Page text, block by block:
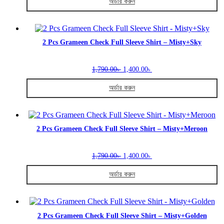
chosen
the
page
1,790.00৳ .1,400.00৳ .
product
has
multiple
options
may
be
chosen
the
page
2 Pcs Grameen Check Full Sleeve Shirt – Misty+Sky
1,790.00৳ Original
price
was:
1,790.00৳ .
1,400.00৳
price
1,400.00৳ .
অর্ডার করুন
product
has
multiple
options
may
be
chosen
the
page
2 Pcs Grameen Check Full Sleeve Shirt – Misty+Meroon
1,790.00৳ Original
price
was:
1,790.00৳ .
1,400.00৳
price
1,400.00৳ .
অর্ডার করুন
product
has
multiple
2 Pcs Grameen Check Full Sleeve Shirt – Misty+Golden